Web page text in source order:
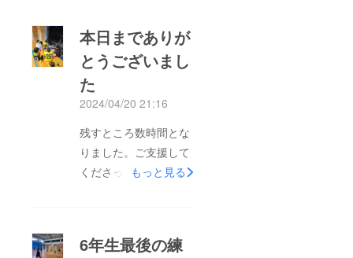
本日までありが
とうございまし
た
2024/04/20 21:16
残すところ数時間とな
りました。ご支援して
くださった皆様本当に
もっと見る
6年生最後の練